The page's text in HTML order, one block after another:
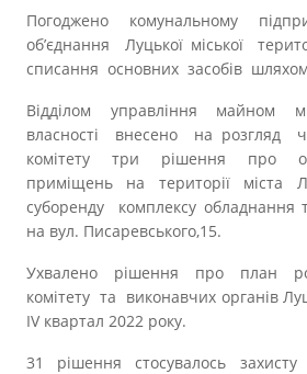
Погоджено комунальному
об’єднання Луцької міської
списання основних засобів шляхом
Відділом управління майном
власності внесено на розгляд
комітету три рішення про
приміщень на території міста
суборенду комплексу обладнання
на вул. Писаревського,15.
Ухвалено рішення про план
комітету та виконавчих органів
IV квартал 2022 року.
31 рішення стосувалось